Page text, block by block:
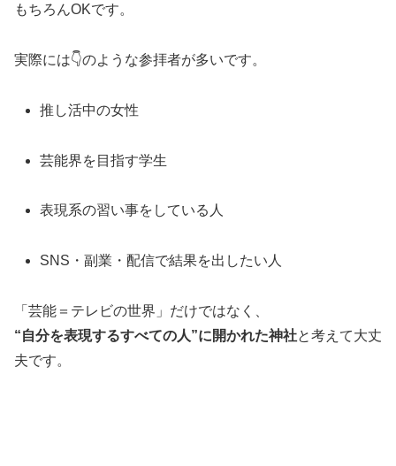
もちろんOKです。
実際には👇のような参拝者が多いです。
推し活中の女性
芸能界を目指す学生
表現系の習い事をしている人
SNS・副業・配信で結果を出したい人
「芸能＝テレビの世界」だけではなく、
“自分を表現するすべての人”に開かれた神社と考えて大丈
夫です。